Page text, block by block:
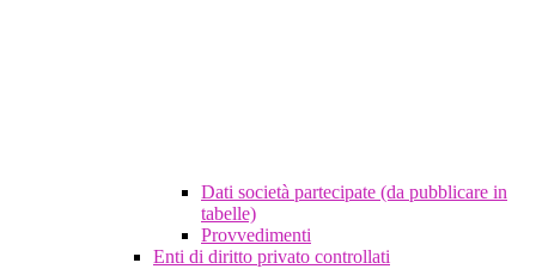
Dati società partecipate (da pubblicare in
tabelle)
Provvedimenti
Enti di diritto privato controllati